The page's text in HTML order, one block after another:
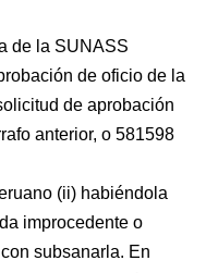
de la SUNASS
de oficio de la
de aprobación
anterior, o 581598
(ii) habiéndola
improcedente o
subsanarla. En